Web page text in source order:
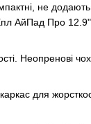
не
АйПад Про
Неопренові
для